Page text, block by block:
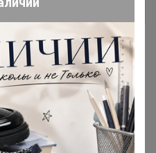
Реклама